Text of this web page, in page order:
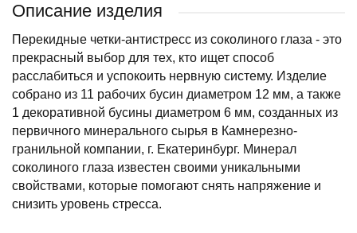
Описание изделия
Перекидные четки-антистресс из соколиного глаза - это
прекрасный выбор для тех, кто ищет способ
расслабиться и успокоить нервную систему. Изделие
собрано из 11 рабочих бусин диаметром 12 мм, а также
1 декоративной бусины диаметром 6 мм, созданных из
первичного минерального сырья в Камнерезно-
гранильной компании, г. Екатеринбург. Минерал
соколиного глаза известен своими уникальными
свойствами, которые помогают снять напряжение и
снизить уровень стресса.